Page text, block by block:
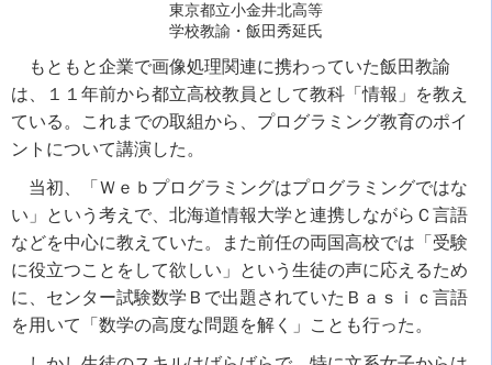
東京都立小金井北高等
学校教諭・飯田秀延氏
もともと企業で画像処理関連に携わっていた飯田教諭
は、１１年前から都立高校教員として教科「情報」を教え
ている。これまでの取組から、プログラミング教育のポイ
ントについて講演した。
当初、「Ｗｅｂプログラミングはプログラミングではな
い」という考えで、北海道情報大学と連携しながらＣ言語
などを中心に教えていた。また前任の両国高校では「受験
に役立つことをして欲しい」という生徒の声に応えるため
に、センター試験数学Ｂで出題されていたＢａｓｉｃ言語
を用いて「数学の高度な問題を解く」ことも行った。